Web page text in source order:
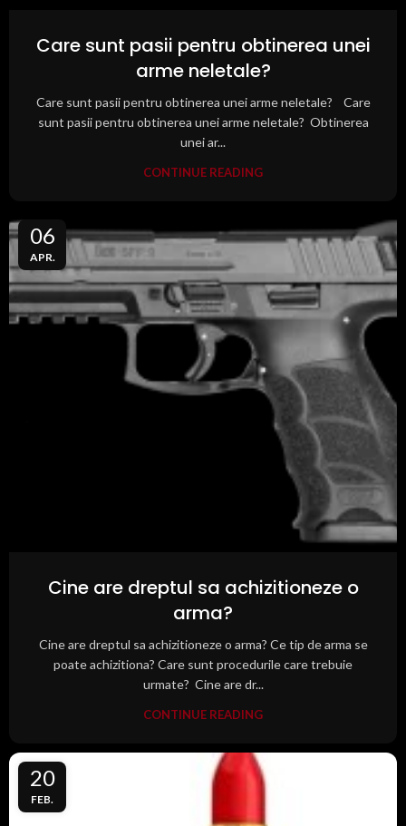
Care sunt pasii pentru obtinerea unei
arme neletale?
Care sunt pasii pentru obtinerea unei arme neletale? Care
sunt pasii pentru obtinerea unei arme neletale? Obtinerea
unei ar...
CONTINUE READING
06
APR.
Cine are dreptul sa achizitioneze o
arma?
Cine are dreptul sa achizitioneze o arma? Ce tip de arma se
poate achizitiona? Care sunt procedurile care trebuie
urmate? Cine are dr...
CONTINUE READING
20
FEB.